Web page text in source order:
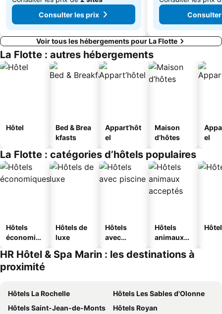
Consulter les prix
Voir tous les hébergements pour La Flotte
La Flotte : autres hébergements
Hôtel
Bed & Brea
kfasts
Appart’hôt
el
Maison
d’hôtes
el
La Flotte : catégories d’hôtels populaires
Hôtels
économiq
Hôtels de
luxe
Hôtels
avec
Hôtels
animaux
HR Hôtel & Spa Marin : les destinations à
proximité
Hôtels La Rochelle
Hôtels Les Sables d'Olonne
Hôtels Saint-Jean-de-Monts
Hôtels Royan